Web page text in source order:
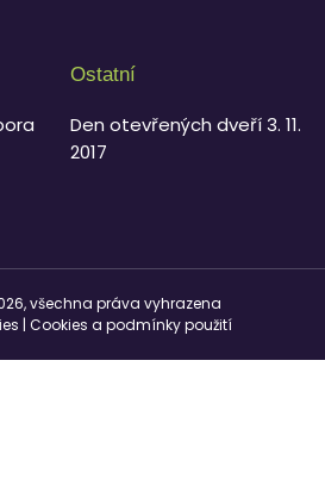
Ostatní
Den otevřených dveří 3. 11.
2017
všechna práva vyhrazena
Cookies a podmínky použití